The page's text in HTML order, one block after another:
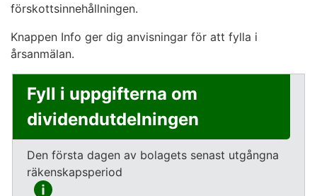
förskottsinnehållningen.
Knappen Info ger dig anvisningar för att fylla i
årsanmälan.
Fyll i uppgifterna om
dividendutdelningen
Den första dagen av bolagets senast utgångna
räkenskapsperiod